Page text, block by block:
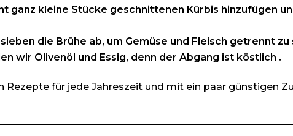
ganz kleine Stücke geschnittenen Kürbis hinzufügen
die Brühe ab, um Gemüse und Fleisch getrennt zu
wir Olivenöl und Essig, denn der Abgang ist köstlich .
Rezepte für jede Jahreszeit und mit ein paar günstigen